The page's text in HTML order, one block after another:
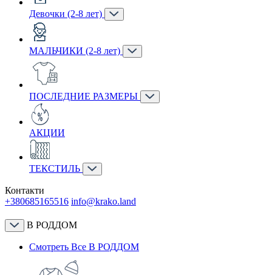
Девочки (2-8 лет)
МАЛЬЧИКИ (2-8 лет)
ПОСЛЕДНИЕ РАЗМЕРЫ
АКЦИИ
ТЕКСТИЛЬ
Контакти
+380685165516 info@krako.land
В РОДДОМ
Смотреть Все В РОДДОМ